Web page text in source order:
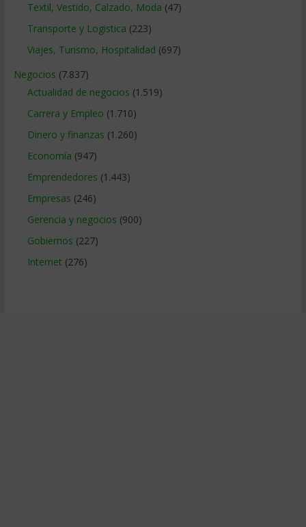
Textil, Vestido, Calzado, Moda (47)
Transporte y Logistica (223)
Viajes, Turismo, Hospitalidad (697)
Negocios (7.837)
Actualidad de negocios (1.519)
Carrera y Empleo (1.710)
Dinero y finanzas (1.260)
Economía (947)
Emprendedores (1.443)
Empresas (246)
Gerencia y negocios (900)
Gobiernos (227)
Internet (276)